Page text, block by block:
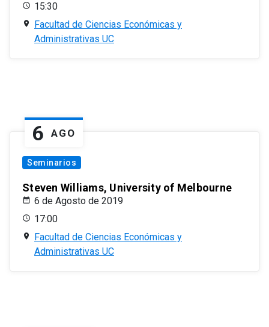
15:30
Facultad de Ciencias Económicas y
Administrativas UC
6 AGO
Seminarios
Steven Williams, University of Melbourne
6 de Agosto de 2019
17:00
Facultad de Ciencias Económicas y
Administrativas UC